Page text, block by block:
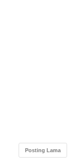
Posting Lama